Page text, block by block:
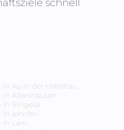
schnell
in Au in der Hallertau
in Allershausen
in Ringelai
in Iphofen
in Lam